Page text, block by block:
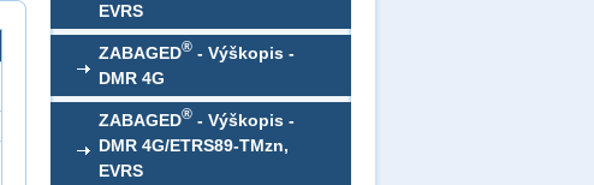
EVRS
ZABAGED® - Výškopis -
DMR 4G
ZABAGED® - Výškopis -
DMR 4G/ETRS89-TMzn,
EVRS